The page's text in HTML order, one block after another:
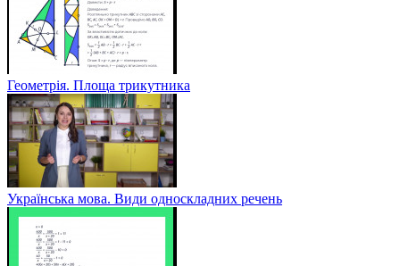
Геометрія. Площа трикутника
Українська мова. Види односкладних речень